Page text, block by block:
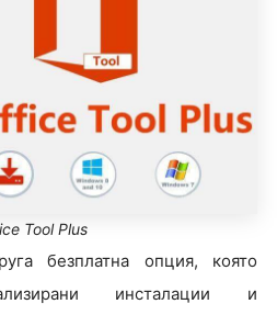
Tool Plus
безплатна опция, която
инсталации и